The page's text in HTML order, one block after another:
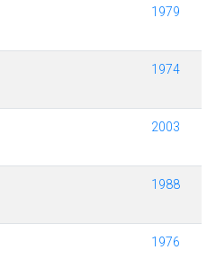
1979
1974
2003
1988
1976